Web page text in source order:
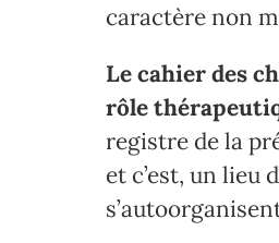
caractère non
Le cahier des
rôle
registre de la
et c’est, un lieu